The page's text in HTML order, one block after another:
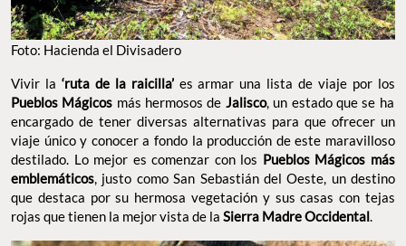
Foto: Hacienda el Divisadero
Vivir la ‘ruta de la raicilla’ es armar una lista de viaje por los
Pueblos Mágicos más hermosos de Jalisco, un estado que se ha
encargado de tener diversas alternativas para que ofrecer un
viaje único y conocer a fondo la producción de este maravilloso
destilado. Lo mejor es comenzar con los Pueblos Mágicos más
emblemáticos, justo como San Sebastián del Oeste, un destino
que destaca por su hermosa vegetación y sus casas con tejas
rojas que tienen la mejor vista de la Sierra Madre Occidental.